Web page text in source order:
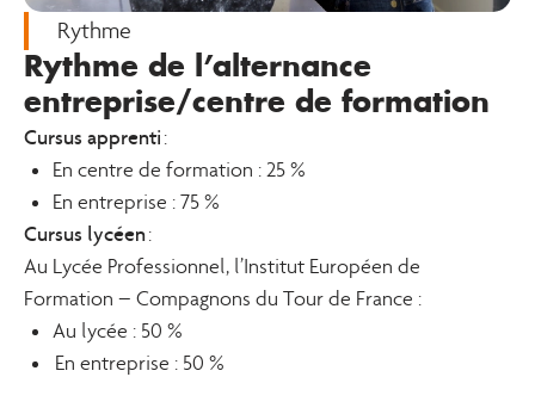
Rythme
Rythme de l’alternance
entreprise/centre de formation
Cursus apprenti:
En centre de formation : 25 %
En entreprise : 75 %
Cursus lycéen:
Au Lycée Professionnel, l’Institut Européen de
Formation – Compagnons du Tour de France :
Au lycée : 50 %
En entreprise : 50 %